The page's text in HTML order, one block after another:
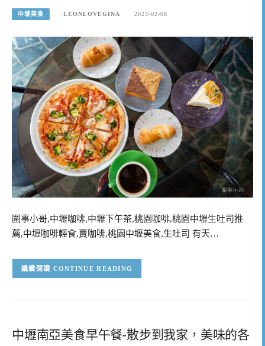
中壢美食 LEONLOVEGINA 2023-02-08
圍事小哥,中壢咖啡,中壢下午茶,桃園咖啡,桃園中壢生吐司推
薦,中壢咖啡輕食,賣咖啡,桃園中壢美食,生吐司 有天…
CONTINUE READING
中壢南亞美食早午餐-散步到我家，美味的各